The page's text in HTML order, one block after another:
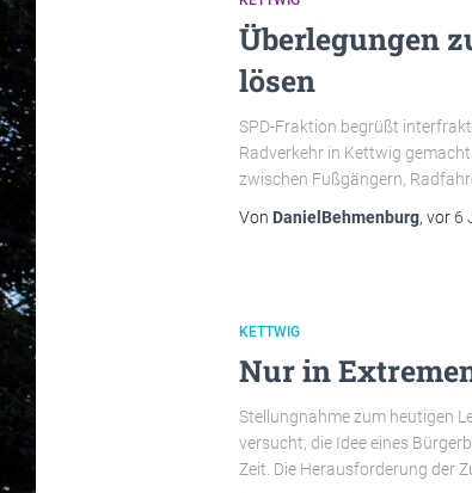
Überlegungen
lösen
SPD-Fraktion begrüßt
Radverkehr in Kettwig
zwischen Fußgängern,
Von DanielBehmenburg, vor 6
KETTWIG
Nur in
Stellungnahme zum heutigen
versucht, die Idee eines
Zeit. Die Herausforderung der